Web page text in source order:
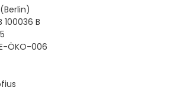
100036 B
ÖKO-006